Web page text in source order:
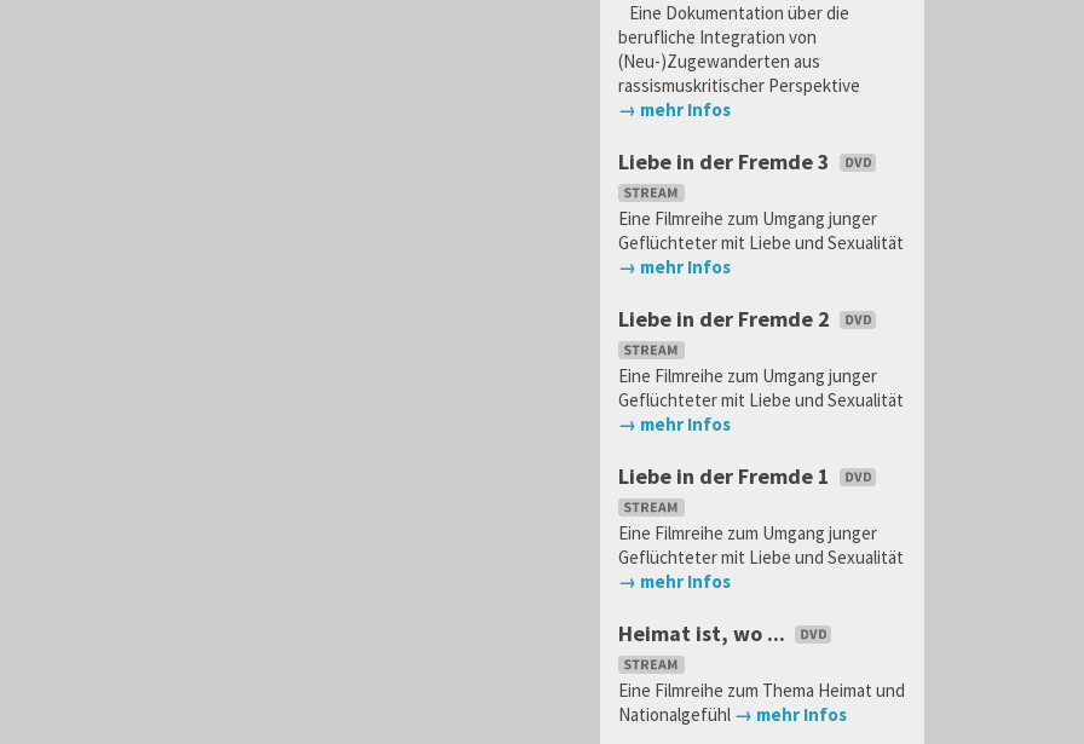
Eine Dokumentation über die
berufliche Integration von
(Neu-)Zugewanderten aus
rassismuskritischer Perspektive
→ mehr Infos
Liebe in der Fremde 3
Eine Filmreihe zum Umgang junger
Geflüchteter mit Liebe und Sexualität
→ mehr Infos
Liebe in der Fremde 2
Eine Filmreihe zum Umgang junger
Geflüchteter mit Liebe und Sexualität
→ mehr Infos
Liebe in der Fremde 1
Eine Filmreihe zum Umgang junger
Geflüchteter mit Liebe und Sexualität
→ mehr Infos
Heimat ist, wo ...
Eine Filmreihe zum Thema Heimat und
Nationalgefühl → mehr Infos